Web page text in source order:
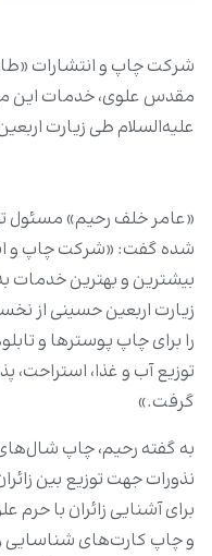
شرکت چاپ و انتشارات
مقدس علوی، خدمات این
علیه‌السلام طی زیارت
«عامر خلف رحیم» مسئول
شده گفت: «شرکت چاپ و
بیشترین و بهترین خدمات
زیارت اربعین حسینی از
را برای چاپ پوسترها و
توزیع آب و غذا، استراحت،
گرفت.»
به گفته رحیم، چاپ
نذورات جهت توزیع بین
برای آشنایی زائران با
و چاپ کارت‌های شناسایی